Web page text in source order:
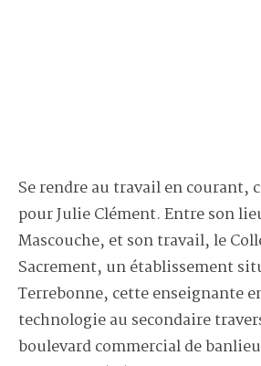
Se rendre au travail en courant,
pour Julie Clément. Entre son
Mascouche, et son travail, le
Sacrement, un établissement
Terrebonne, cette enseignante
technologie au secondaire
boulevard commercial de